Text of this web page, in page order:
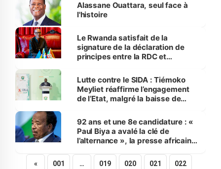
Alassane Ouattara, seul face à
l'histoire
Le Rwanda satisfait de la
signature de la déclaration de
principes entre la RDC et
Lutte contre le SIDA : Tiémoko
Meyliet réaffirme l’engagement
de l’Etat, malgré la baisse de
développement.
92 ans et une 8e candidature : «
Paul Biya a avalé la clé de
l’alternance », la presse africaine
« 001 … 019 020 021 022